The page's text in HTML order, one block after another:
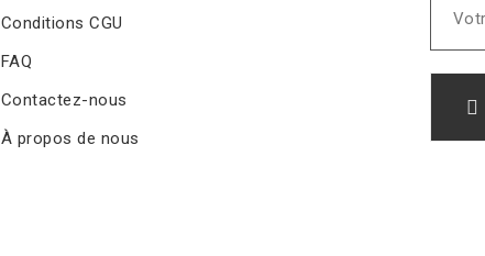
Conditions CGU
FAQ
Contactez-nous
À propos de nous